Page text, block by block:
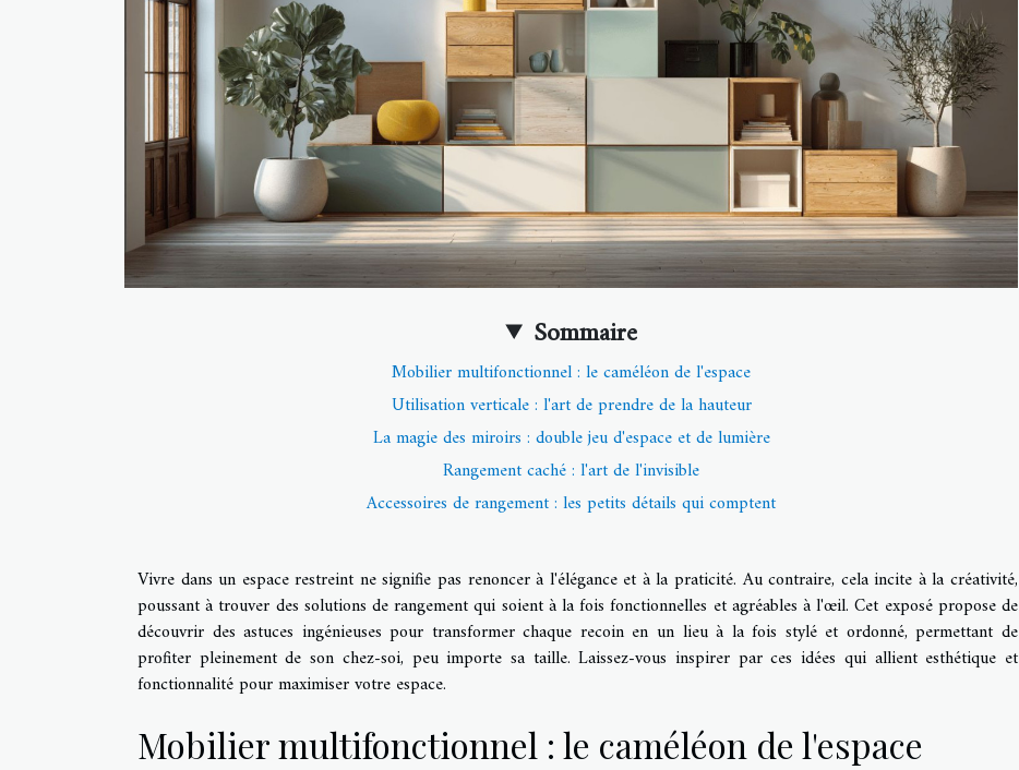
Sommaire
Mobilier multifonctionnel : le caméléon de l'espace
Utilisation verticale : l'art de prendre de la hauteur
La magie des miroirs : double jeu d'espace et de lumière
Rangement caché : l'art de l'invisible
Accessoires de rangement : les petits détails qui comptent
Vivre dans un espace restreint ne signifie pas renoncer à l'élégance et à la praticité. Au contraire, cela incite à la créativité,
poussant à trouver des solutions de rangement qui soient à la fois fonctionnelles et agréables à l'œil. Cet exposé propose de
découvrir des astuces ingénieuses pour transformer chaque recoin en un lieu à la fois stylé et ordonné, permettant de
profiter pleinement de son chez-soi, peu importe sa taille. Laissez-vous inspirer par ces idées qui allient esthétique et
fonctionnalité pour maximiser votre espace.
Mobilier multifonctionnel : le caméléon de l'espace